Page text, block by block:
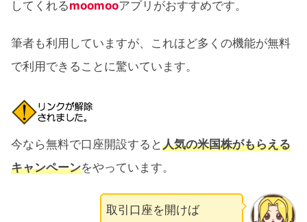
してくれるmoomooアプリがおすすめです。
筆者も利用していますが、これほど多くの機能が無料
で利用できることに驚いています。
今なら無料で口座開設すると人気の米国株がもらえる
キャンペーンをやっています。
取引口座を開けば